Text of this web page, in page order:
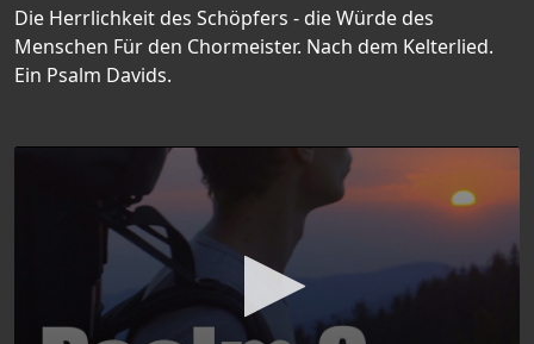
Die Herrlichkeit des Schöpfers - die Würde des
Menschen Für den Chormeister. Nach dem Kelterlied.
Ein Psalm Davids.